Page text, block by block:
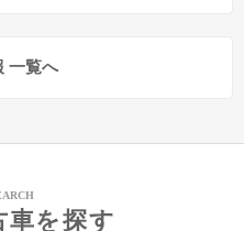
一覧へ
車を探す